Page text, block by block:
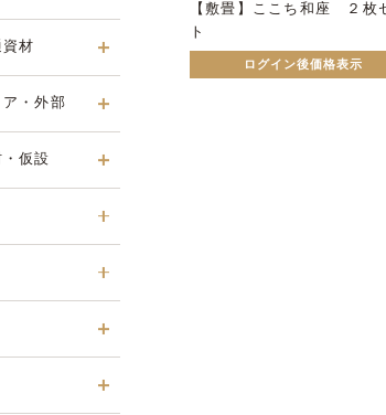
材
・外部
仮設
【敷畳】ここち和座 ２枚
ト
ログイン後価格表示